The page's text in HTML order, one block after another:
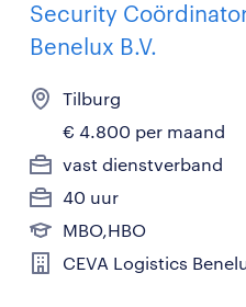
Security
Benelux B.V.
Tilburg
€ 4.800 per maand
vast dienstverband
40 uur
MBO,HBO
CEVA Logistics